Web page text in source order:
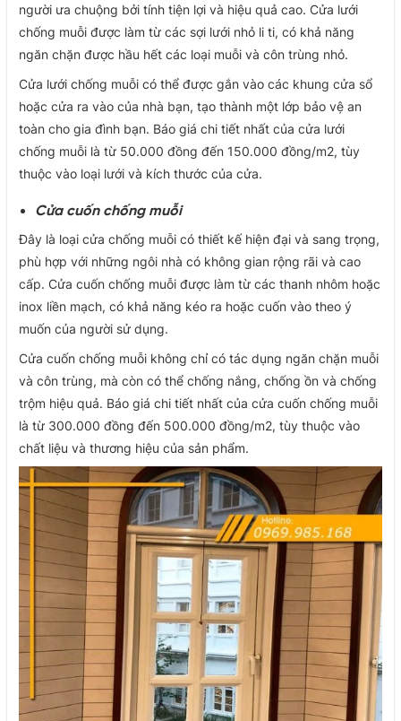
người ưa chuộng bởi tính tiện lợi và hiệu quả cao. Cửa lưới
chống muỗi được làm từ các sợi lưới nhỏ li ti, có khả năng
ngăn chặn được hầu hết các loại muỗi và côn trùng nhỏ.
Cửa lưới chống muỗi có thể được gắn vào các khung cửa sổ
hoặc cửa ra vào của nhà bạn, tạo thành một lớp bảo vệ an
toàn cho gia đình bạn. Báo giá chi tiết nhất của cửa lưới
chống muỗi là từ 50.000 đồng đến 150.000 đồng/m2, tùy
thuộc vào loại lưới và kích thước của cửa.
Cửa cuốn chống muỗi
Đây là loại cửa chống muỗi có thiết kế hiện đại và sang trọng,
phù hợp với những ngôi nhà có không gian rộng rãi và cao
cấp. Cửa cuốn chống muỗi được làm từ các thanh nhôm hoặc
inox liền mạch, có khả năng kéo ra hoặc cuốn vào theo ý
muốn của người sử dụng.
Cửa cuốn chống muỗi không chỉ có tác dụng ngăn chặn muỗi
và côn trùng, mà còn có thể chống nắng, chống ồn và chống
trộm hiệu quả. Báo giá chi tiết nhất của cửa cuốn chống muỗi
là từ 300.000 đồng đến 500.000 đồng/m2, tùy thuộc vào
chất liệu và thương hiệu của sản phẩm.